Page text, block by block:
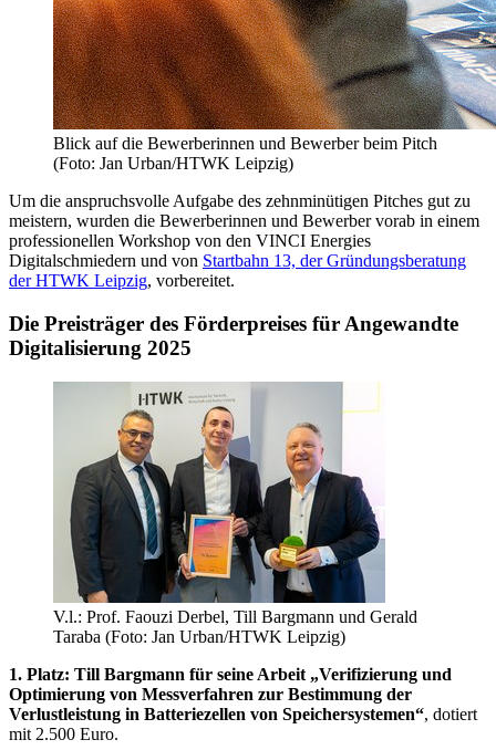
Blick auf die Bewerberinnen und Bewerber beim Pitch
(Foto: Jan Urban/HTWK Leipzig)
Um die anspruchsvolle Aufgabe des zehnminütigen Pitches gut zu
meistern, wurden die Bewerberinnen und Bewerber vorab in einem
professionellen Workshop von den VINCI Energies
Digitalschmiedern und von Startbahn 13, der Gründungsberatung
der HTWK Leipzig, vorbereitet.
Die Preisträger des Förderpreises für Angewandte
Digitalisierung 2025
V.l.: Prof. Faouzi Derbel, Till Bargmann und Gerald
Taraba (Foto: Jan Urban/HTWK Leipzig)
1. Platz: Till Bargmann für seine Arbeit „Verifizierung und
Optimierung von Messverfahren zur Bestimmung der
Verlustleistung in Batteriezellen von Speichersystemen“, dotiert
mit 2.500 Euro.